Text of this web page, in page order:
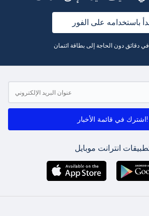
باستخدامه على الفور
اشترك في قائمة الأخبار!
انترانت موبايل